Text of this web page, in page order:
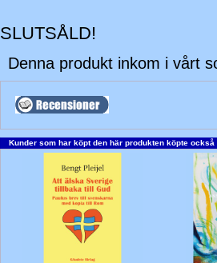
SLUTSÅLD!
Denna produkt inkom i vårt
Kunder som har köpt den här produkten köpte också